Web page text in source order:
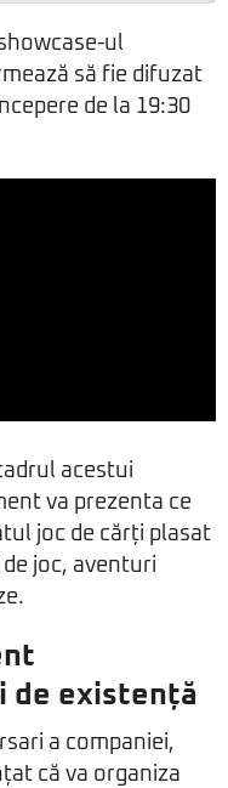
ul
să fie difuzat
de la 19:30
acestui
va prezenta ce
joc de cărți plasat
joc, aventuri
de existență
a companiei,
că va organiza